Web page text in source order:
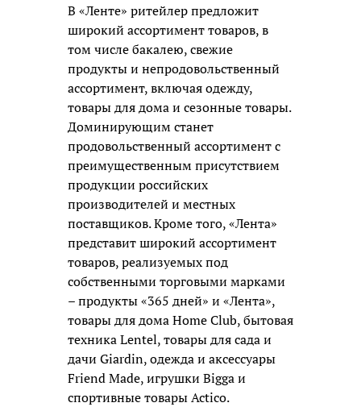
В «Ленте» ритейлер предложит
широкий ассортимент товаров, в
том числе бакалею, свежие
продукты и непродовольственный
ассортимент, включая одежду,
товары для дома и сезонные товары.
Доминирующим станет
продовольственный ассортимент с
преимущественным присутствием
продукции российских
производителей и местных
поставщиков. Кроме того, «Лента»
представит широкий ассортимент
товаров, реализуемых под
собственными торговыми марками
– продукты «365 дней» и «Лента»,
товары для дома Home Club, бытовая
техника Lentel, товары для сада и
дачи Giardin, одежда и аксессуары
Friend Made, игрушки Bigga и
спортивные товары Actico.